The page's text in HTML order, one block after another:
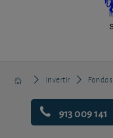
Invertir Fondos
913 009 141